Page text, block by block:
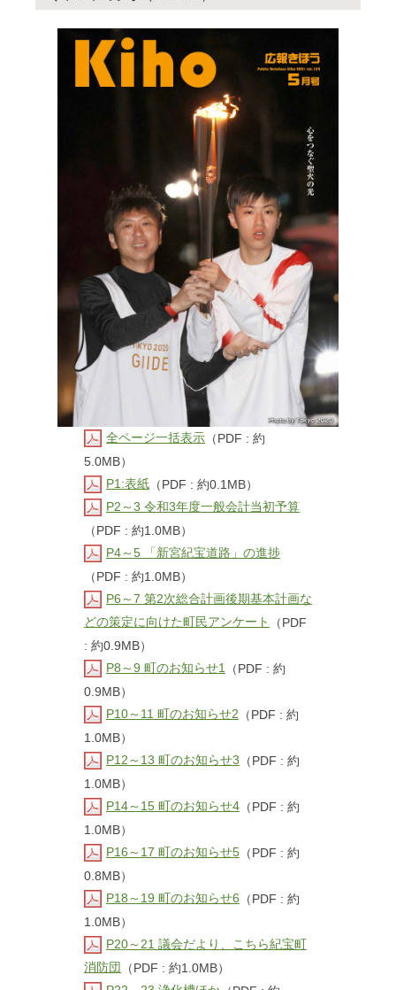
全ページ一括表示 （PDF : 約
5.0MB）
P1:表紙 （PDF : 約0.1MB）
P2～3 令和3年度一般会計当初予算
（PDF : 約1.0MB）
P4～5 「新宮紀宝道路」の進捗
（PDF : 約1.0MB）
P6～7 第2次総合計画後期基本計画な
どの策定に向けた町民アンケート
（PDF
: 約0.9MB）
P8～9 町のお知らせ1 （PDF : 約
0.9MB）
P10～11 町のお知らせ2 （PDF : 約
1.0MB）
P12～13 町のお知らせ3 （PDF : 約
1.0MB）
P14～15 町のお知らせ4 （PDF : 約
1.0MB）
P16～17 町のお知らせ5 （PDF : 約
0.8MB）
P18～19 町のお知らせ6 （PDF : 約
1.0MB）
P20～21 議会だより、こちら紀宝町
消防団
（PDF : 約1.0MB）